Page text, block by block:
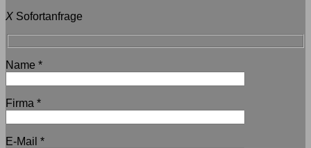
X Sofortanfrage
Name *
Firma *
E-Mail *